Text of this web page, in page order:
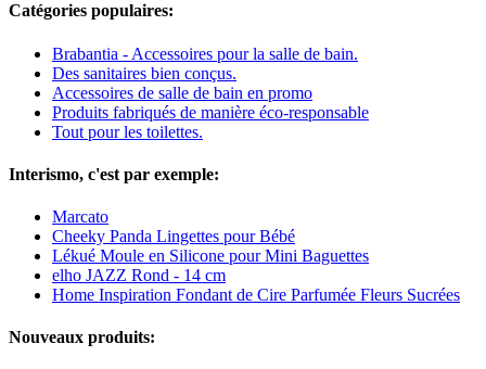
Catégories populaires:
Brabantia - Accessoires pour la salle de bain.
Des sanitaires bien conçus.
Accessoires de salle de bain en promo
Produits fabriqués de manière éco-responsable
Tout pour les toilettes.
Interismo, c'est par exemple:
Marcato
Cheeky Panda Lingettes pour Bébé
Lékué Moule en Silicone pour Mini Baguettes
elho JAZZ Rond - 14 cm
Home Inspiration Fondant de Cire Parfumée Fleurs Sucrées
Nouveaux produits: